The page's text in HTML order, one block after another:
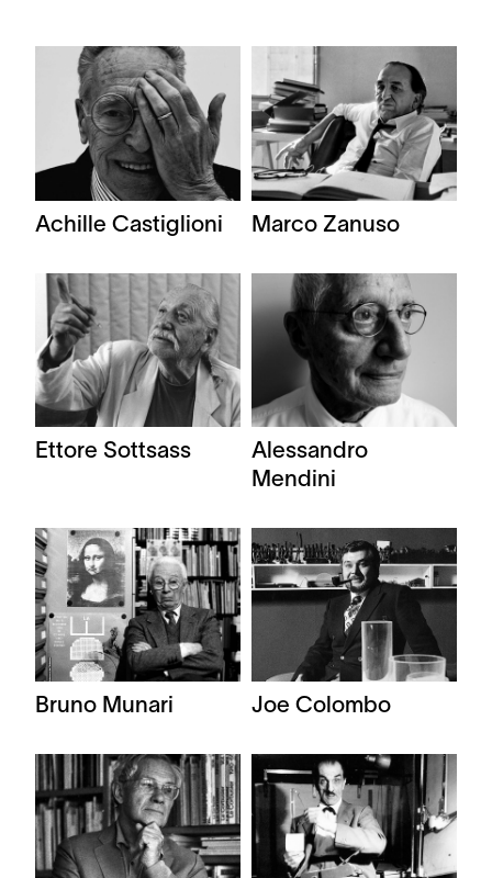
Achille Castiglioni Marco Zanuso
Ettore Sottsass
Alessandro
Mendini
Bruno Munari Joe Colombo